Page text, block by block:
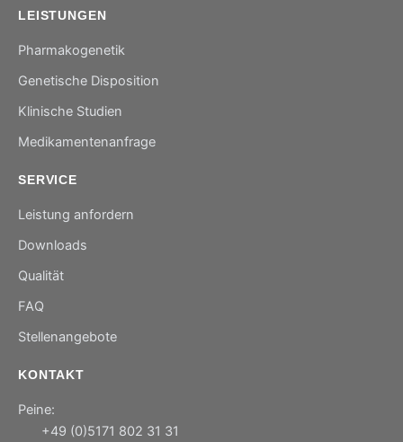
LEISTUNGEN
Pharmakogenetik
Genetische Disposition
Klinische Studien
Medikamentenanfrage
SERVICE
Leistung anfordern
Downloads
Qualität
FAQ
Stellenangebote
KONTAKT
Peine:
+49 (0)5171 802 31 31